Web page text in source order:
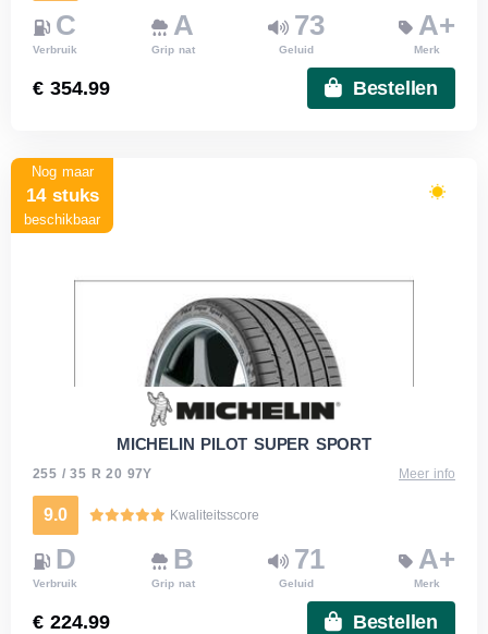
C
Verbruik
A
Grip nat
73
Geluid
A+
Merk
€ 354.99 Bestellen
Nog maar
14 stuks
beschikbaar
MICHELIN PILOT SUPER SPORT
255 / 35 R 20 97Y Meer info
9.0 Kwaliteitsscore
D
Verbruik
B
Grip nat
71
Geluid
A+
Merk
€ 224.99 Bestellen